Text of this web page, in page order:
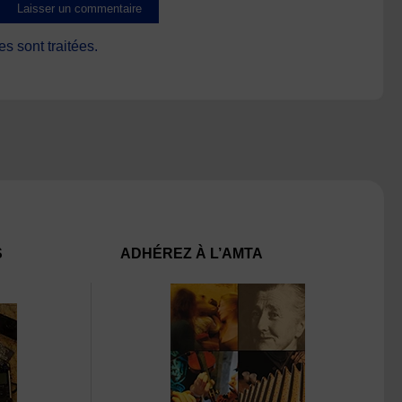
sont traitées.
ADHÉREZ À L’AMTA